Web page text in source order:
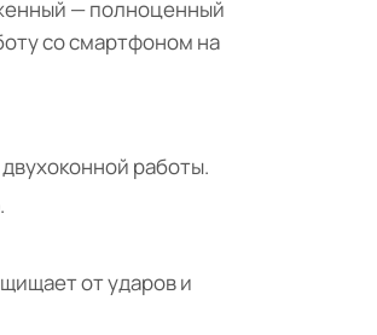
— полноценный
со смартфоном на
работы.
от ударов и